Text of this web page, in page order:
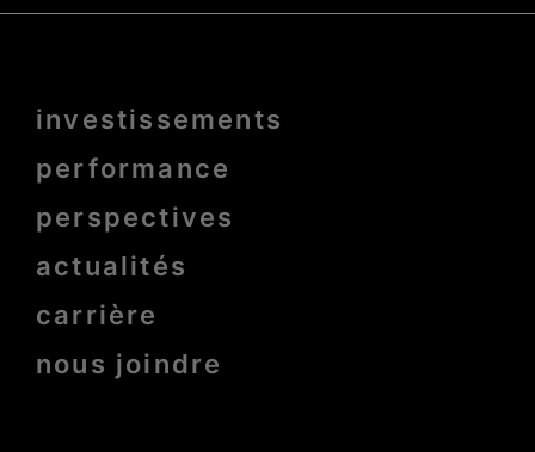
Menu
bold
investissements
performance
perspectives
actualités
carrière
nous joindre